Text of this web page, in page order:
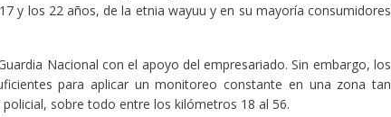
y los 22 años, de la etnia wayuu y en su mayoría consumidores
Nacional con el apoyo del empresariado. Sin embargo, los
para aplicar un monitoreo constante en una zona tan
sobre todo entre los kilómetros 18 al 56.